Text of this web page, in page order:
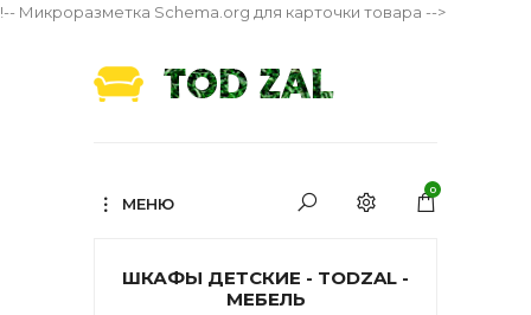
!-- Микроразметка Schema.org для карточки товара -->
МЕНЮ
0
ШКАФЫ ДЕТСКИЕ - TODZAL -
МЕБЕЛЬ